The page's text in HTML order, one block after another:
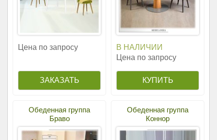
Цена по запросу
В НАЛИЧИИ
Цена по запросу
Обеденная группа
Браво
Обеденная группа
Коннор